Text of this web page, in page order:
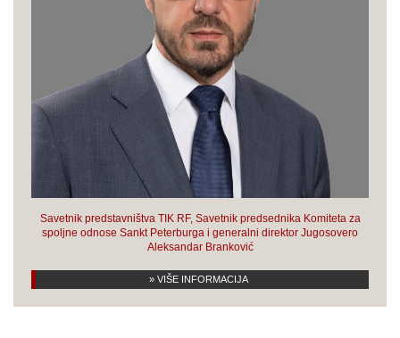
Savetnik predstavništva TIK RF, Savetnik predsednika Komiteta za
spoljne odnose Sankt Peterburga i generalni direktor Jugosovero
Aleksandar Branković
» VIŠE INFORMACIJA